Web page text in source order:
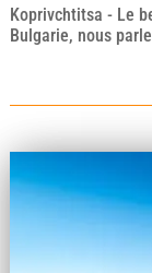
Koprivchtitsa - Le
Bulgarie, nous